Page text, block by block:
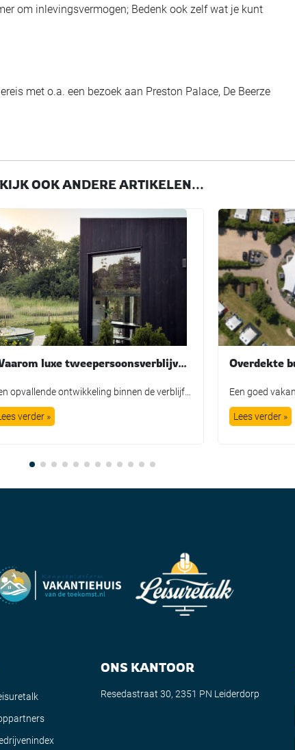
om inlevingsvermogen; Bedenk ook zelf wat je kunt
met o.a. een bezoek aan Preston Palace, De Beerze
OOK ANDERE ARTIKELEN...
Waarom luxe tweepersoonsverblijven steeds populairder worden. Langs de Polder laat zien hoe een kleinschalig concept inspeelt op de veranderende vraag in de recreatiesector.
Een opvallende ontwikkeling binnen de verblijfsrecreatie is de groeiende vraag naar accommodaties voor twee personen. Steeds meer stellen (van 30 tot 70+ jaar) kiezen voor een korte vakantie of een weekend weg, waarbij men kiest voor de combinatie privacy, luxe en comfort, in een persoonlijke en onderscheidende setting. Het kleinschalige vakantiepark Langs de Polder in […]
verder » Lees verder »
ONS KANTOOR
Resedastraat 30, 2351 PN Leiderdorp